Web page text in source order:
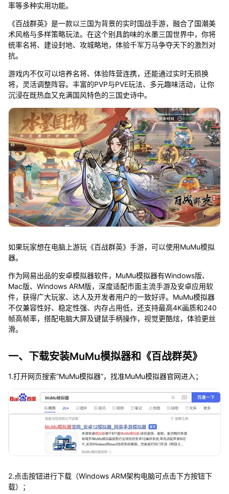
率等多种实用功能。
《百战群英》是一款以三国为背景的实时国战手游，融合了国潮美
术风格与多样策略玩法。在这个别具韵味的水墨三国世界中，你将
统率名将、建设封地、攻城略地，体验千军万马争夺天下的激烈对
抗。
游戏内不仅可以培养名将、体验阵营连携，还能通过实时无损换
将，灵活调整阵容。丰富的PVP与PVE玩法、多元趣味活动，让你
沉浸在既热血又充满国风特色的三国史诗中。
如果玩家想在电脑上游玩《百战群英》手游，可以使用MuMu模拟
器。
作为网易出品的安卓模拟器软件，MuMu模拟器有Windows版、
Mac版、Windows ARM版，深度适配市面主流手游及安卓应用软
件，获得广大玩家、达人及开发者用户的一致好评。MuMu模拟器
不仅兼容性好、稳定性强、内存占用低，还支持最高4K画质和240
帧高帧率，搭配电脑大屏及键鼠手柄操作，视觉更酷炫，体验更丝
滑。
一、下载安装MuMu模拟器和《百战群英》
1.打开网页搜索“MuMu模拟器”，找准MuMu模拟器官网进入；
2.点击按钮进行下载（Windows ARM架构电脑可点击下方按钮下
载）；